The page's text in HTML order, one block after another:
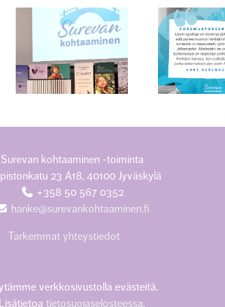
Kokemustietoa
tuleville sote-alan
ammattilaisille
Surevan kohtaaminen -toiminta
23 A18, 40100 Jyväskylä
+358 50 567 0352
hanke@surevankohtaaminen.fi
Tarkemmat yhteystiedot
verkkosivustolla evästeitä.
Lisätietoa tietosuojaselosteessa.